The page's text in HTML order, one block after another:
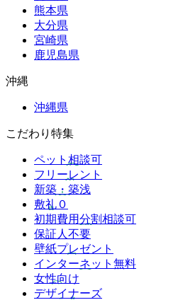
熊本県
大分県
宮崎県
鹿児島県
沖縄
沖縄県
こだわり特集
ペット相談可
フリーレント
新築・築浅
敷礼０
初期費用分割相談可
保証人不要
壁紙プレゼント
インターネット無料
女性向け
デザイナーズ